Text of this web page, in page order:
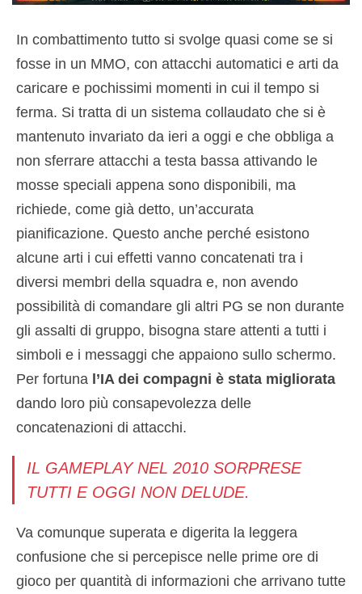
In combattimento tutto si svolge quasi come se si
fosse in un MMO, con attacchi automatici e arti da
caricare e pochissimi momenti in cui il tempo si
ferma. Si tratta di un sistema collaudato che si è
mantenuto invariato da ieri a oggi e che obbliga a
non sferrare attacchi a testa bassa attivando le
mosse speciali appena sono disponibili, ma
richiede, come già detto, un’accurata
pianificazione. Questo anche perché esistono
alcune arti i cui effetti vanno concatenati tra i
diversi membri della squadra e, non avendo
possibilità di comandare gli altri PG se non durante
gli assalti di gruppo, bisogna stare attenti a tutti i
simboli e i messaggi che appaiono sullo schermo.
Per fortuna l’IA dei compagni è stata migliorata
dando loro più consapevolezza delle
concatenazioni di attacchi.
IL GAMEPLAY NEL 2010 SORPRESE
TUTTI E OGGI NON DELUDE.
Va comunque superata e digerita la leggera
confusione che si percepisce nelle prime ore di
gioco per quantità di informazioni che arrivano tutte